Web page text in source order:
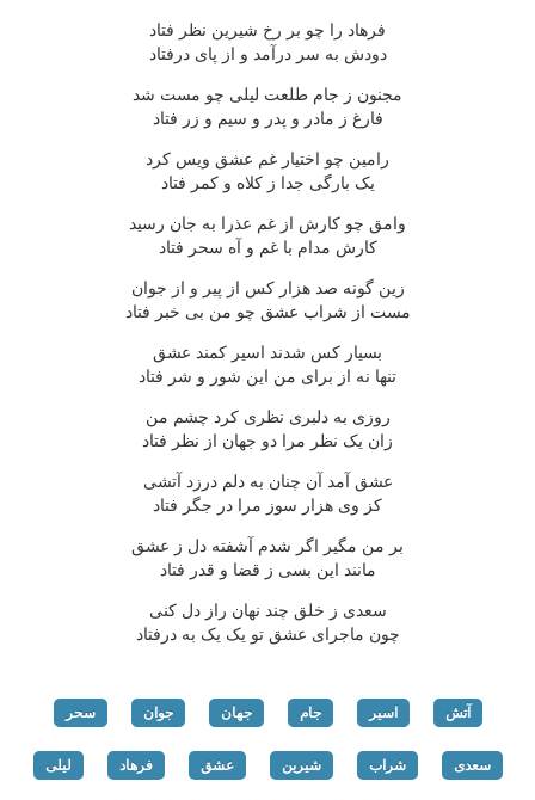
فرهاد را چو بر رخ شیرین نظر فتاد
دودش به سر درآمد و از پای درفتاد
مجنون ز جام طلعت لیلی چو مست شد
فارغ ز مادر و پدر و سیم و زر فتاد
رامین چو اختیار غم عشق ویس کرد
یک بارگی جدا ز کلاه و کمر فتاد
وامق چو کارش از غم عذرا به جان رسید
کارش مدام با غم و آه سحر فتاد
زین گونه صد هزار کس از پیر و از جوان
مست از شراب عشق چو من بی خبر فتاد
بسیار کس شدند اسیر کمند عشق
تنها نه از برای من این شور و شر فتاد
روزی به دلبری نظری کرد چشم من
زان یک نظر مرا دو جهان از نظر فتاد
عشق آمد آن چنان به دلم درزد آتشی
کز وی هزار سوز مرا در جگر فتاد
بر من مگیر اگر شدم آشفته دل ز عشق
مانند این بسی ز قضا و قدر فتاد
سعدی ز خلق چند نهان راز دل کنی
چون ماجرای عشق تو یک یک به درفتاد
آتش اسیر جام جهان جوان سحر
سعدی شراب شیرین عشق فرهاد لیلی